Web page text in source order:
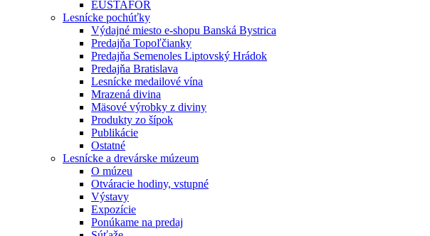
EUSTAFOR
Lesnícke pochúťky
Výdajné miesto e-shopu Banská Bystrica
Predajňa Topoľčianky
Predajňa Semenoles Liptovský Hrádok
Predajňa Bratislava
Lesnícke medailové vína
Mrazená divina
Mäsové výrobky z diviny
Produkty zo šípok
Publikácie
Ostatné
Lesnícke a drevárske múzeum
O múzeu
Otváracie hodiny, vstupné
Výstavy
Expozície
Ponúkame na predaj